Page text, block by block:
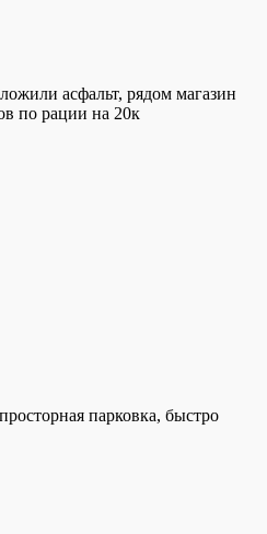
асфальт, рядом магазин
по рации на 20к
парковка, быстро